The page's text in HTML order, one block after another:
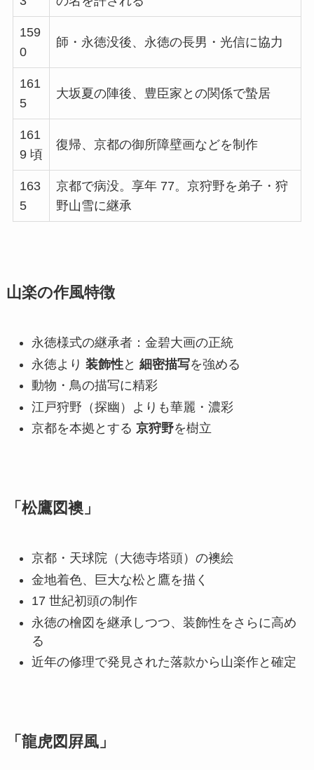
159
0
師・永徳没後、永徳の長男・光信に協力
161
5
大坂夏の陣後、豊臣家との関係で蟄居
161
9 頃
復帰、京都の御所障壁画などを制作
163
5
京都で病没。享年 77。京狩野を弟子・狩
野山雪に継承
山楽の作風特徴
永徳様式の継承者：金碧大画の正統
永徳より 装飾性と 細密描写を強める
動物・鳥の描写に精彩
江戸狩野（探幽）よりも華麗・濃彩
京都を本拠とする 京狩野を樹立
「松鷹図襖」
京都・天球院（大徳寺塔頭）の襖絵
金地着色、巨大な松と鷹を描く
17 世紀初頭の制作
永徳の檜図を継承しつつ、装飾性をさらに高め
る
近年の修理で発見された落款から山楽作と確定
「龍虎図屛風」